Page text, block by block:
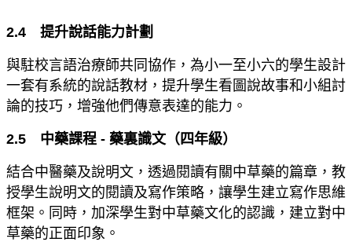
2.4 提升說話能力計劃
與駐校言語治療師共同協作，為小一至小六的學生設計
一套有系統的說話教材，提升學生看圖說故事和小組討
論的技巧，增強他們傳意表達的能力。
2.5 中藥課程 - 藥裏識文（四年級）
結合中醫藥及說明文，透過閱讀有關中草藥的篇章，教
授學生說明文的閱讀及寫作策略，讓學生建立寫作思維
框架。同時，加深學生對中草藥文化的認識，建立對中
草藥的正面印象。